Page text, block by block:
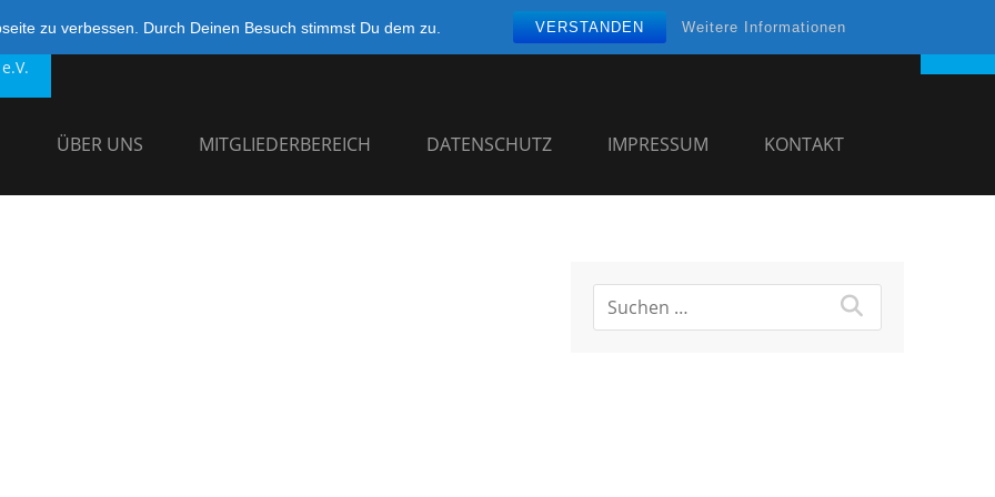
zu verbessen. Durch Deinen Besuch stimmst Du dem zu. VERSTANDEN Weitere Informationen
ÜBER UNS MITGLIEDERBEREICH DATENSCHUTZ IMPRESSUM KONTAKT